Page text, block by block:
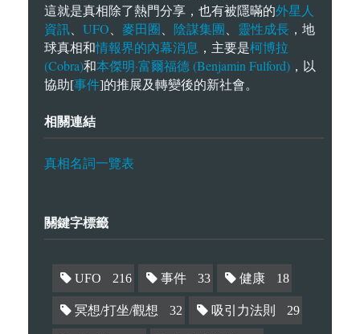
這就是真相除了熱門分享，也有被隱暪的外星人
資訊
UFO 麥田圈 陰謀集團 靈性成長 ，地
球真相和情報界的內幕消息 ，主要是柯博拉
(Cobra)和本傑明·富爾福德 (Benjamin Fulford) ，以
協助[事件]的推展及轉變後的新社會。
相關連結
真相名詞一覽表
關鍵字標籤
UFO 216 事件 33 健康 18
冥想/打坐/觀想 32 吸引力法則 29